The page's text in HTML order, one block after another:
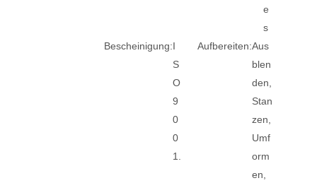
e
s
Bescheinigung:I
S
O
9
0
0
1.
Aufbereiten:Aus
blen
den,
Stan
zen,
Umf
orm
en,